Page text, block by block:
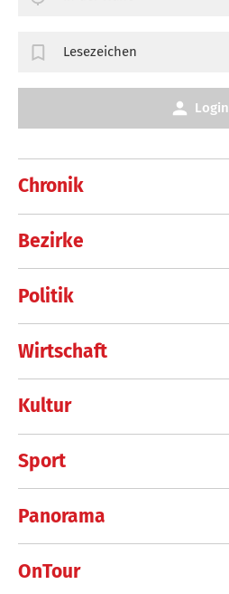
Chronik
Bezirke
Politik
Wirtschaft
Kultur
Sport
Panorama
OnTour
Lesezeichen
Login